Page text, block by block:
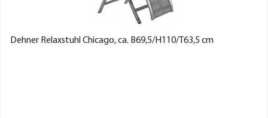
Dehner Relaxstuhl Chicago, ca. B69,5/H110/T63,5 cm